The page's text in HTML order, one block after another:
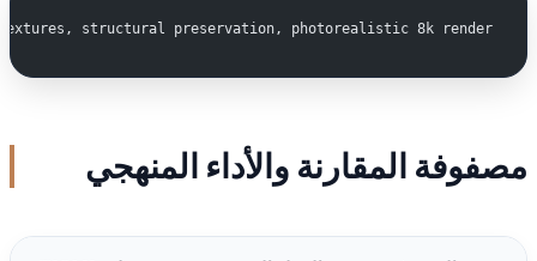
structural preservation, photorealistic 8k render.
مصفوفة المقارنة والأداء المنهجي